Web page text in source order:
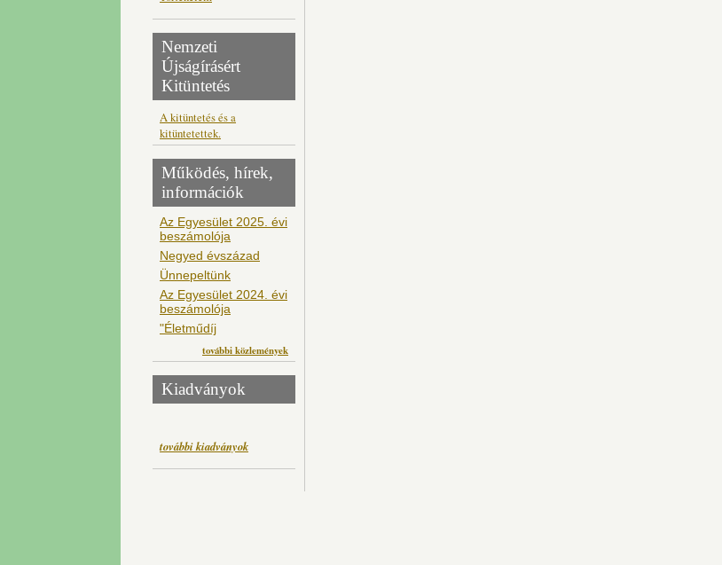
Nemzeti
Újságírásért
Kitüntetés
A kitüntetés és a
kitüntetettek.
Működés, hírek,
információk
Az Egyesület 2025. évi
beszámolója
Negyed évszázad
Ünnepeltünk
Az Egyesület 2024. évi
beszámolója
"Életműdíj
további közlemények
Kiadványok
további kiadványok